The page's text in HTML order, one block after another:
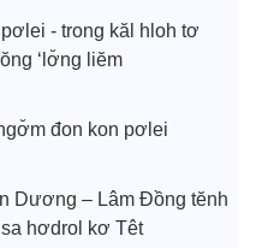
- trong kăl hloh tơ
‘lơ̆ng liĕm
đon kon pơlei
Dương – Lâm Đồng tĕnh
hơdrol kơ Têt